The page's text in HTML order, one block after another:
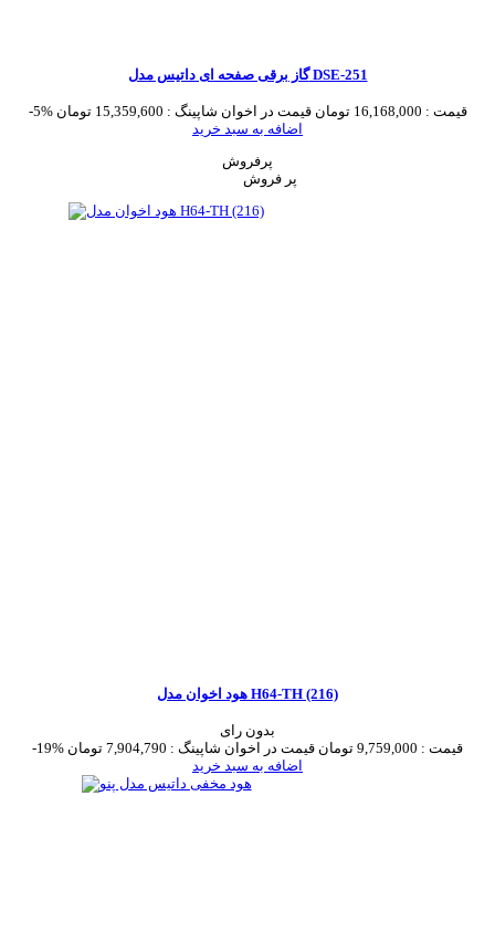
گاز برقی صفحه ای داتیس مدل DSE-251
-5% قیمت : 16,168,000 تومان قیمت در اخوان شاپینگ : 15,359,600 تومان
اضافه به سبد خرید
پرفروش
هود اخوان مدل H64-TH (216)
بدون رای
-19%
قیمت : 9,759,000 تومان قیمت در اخوان شاپینگ : 7,904,790 تومان
اضافه به سبد خرید